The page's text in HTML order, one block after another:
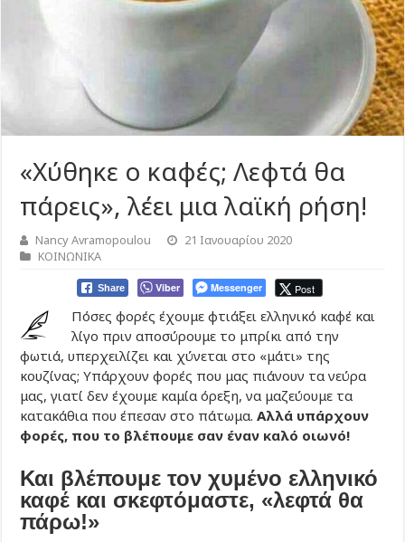
«Χύθηκε ο καφές; Λεφτά θα
πάρεις», λέει μια λαϊκή ρήση!
Nancy Avramopoulou
21 Ιανουαρίου 2020
ΚΟΙΝΩΝΙΚΑ
Share Viber Messenger Post
Πόσες φορές έχουμε φτιάξει ελληνικό καφέ και
λίγο πριν αποσύρουμε το μπρίκι από την
φωτιά, υπερχειλίζει και χύνεται στο «μάτι» της
κουζίνας; Υπάρχουν φορές που μας πιάνουν τα νεύρα
μας, γιατί δεν έχουμε καμία όρεξη, να μαζεύουμε τα
κατακάθια που έπεσαν στο πάτωμα.Αλλά υπάρχουν
φορές, που το βλέπουμε σαν έναν καλό οιωνό!
Και βλέπουμε τον χυμένο ελληνικό
καφέ και σκεφτόμαστε, «λεφτά θα
πάρω!»